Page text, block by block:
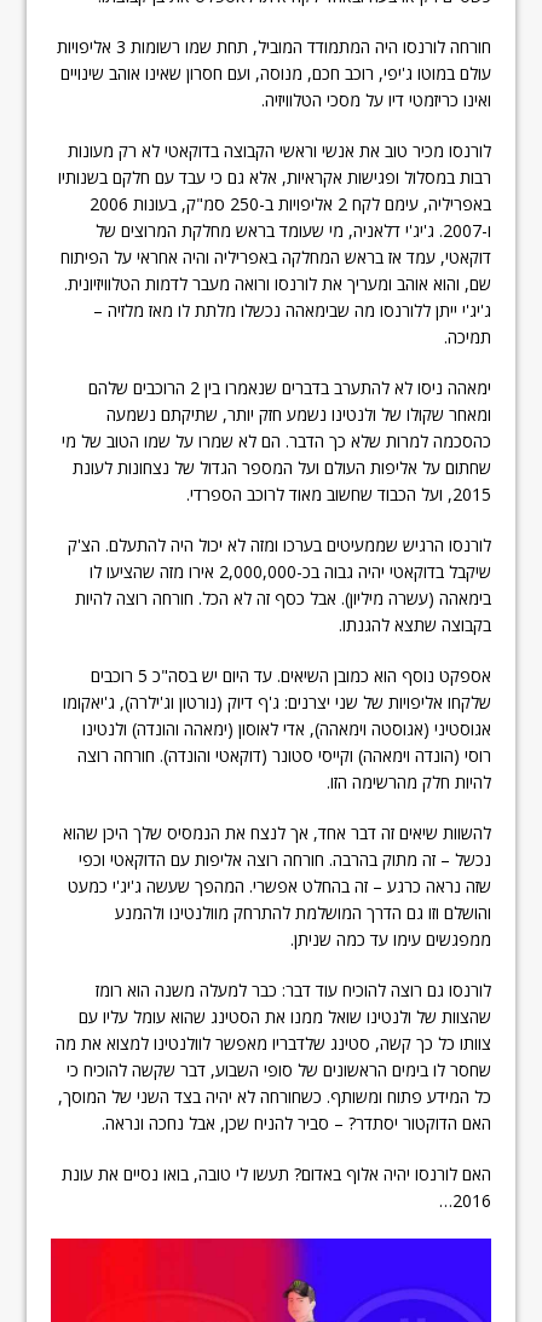
חורחה לורנסו היה המתמודד המוביל, תחת שמו רשומות 3 אליפויות
עולם במוטו ג'יפי, רוכב חכם, מנוסה, ועם חסרון שאינו אוהב שינויים
ואינו כריזמטי דיו על מסכי הטלוויזיה.
לורנסו מכיר טוב את אנשי וראשי הקבוצה בדוקאטי לא רק מעונות
רבות במסלול ופגישות אקראיות, אלא גם כי עבד עם חלקם בשנותיו
באפריליה, עימם לקח 2 אליפויות ב-250 סמ"ק, בעונות 2006
ו-2007. ג'יג'י דלאניה, מי שעומד בראש מחלקת המרוצים של
דוקאטי, עמד אז בראש המחלקה באפריליה והיה אחראי על הפיתוח
שם, והוא אוהב ומעריך את לורנסו ורואה מעבר לדמות הטלוויזיונית.
ג'יג'י ייתן ללורנסו מה שבימאהה נכשלו מלתת לו מאז מלזיה –
תמיכה.
ימאהה ניסו לא להתערב בדברים שנאמרו בין 2 הרוכבים שלהם
ומאחר שקולו של ולנטינו נשמע חזק יותר, שתיקתם נשמעה
כהסכמה למרות שלא כך הדבר. הם לא שמרו על שמו הטוב של מי
שחתום על אליפות העולם ועל המספר הגדול של נצחונות לעונת
2015, ועל הכבוד שחשוב מאוד לרוכב הספרדי.
לורנסו הרגיש שממעיטים בערכו ומזה לא יכול היה להתעלם. הצ'ק
שיקבל בדוקאטי יהיה גבוה בכ-2,000,000 אירו מזה שהציעו לו
בימאהה (עשרה מיליון). אבל כסף זה לא הכל. חורחה רוצה להיות
בקבוצה שתצא להגנתו.
אספקט נוסף הוא כמובן השיאים. עד היום יש בסה"כ 5 רוכבים
שלקחו אליפויות של שני יצרנים: ג'ף דיוק (נורטון וג'ילרה), ג'יאקומו
אגוסטיני (אגוסטה וימאהה), אדי לאוסון (ימאהה והונדה) ולנטינו
רוסי (הונדה וימאהה) וקייסי סטונר (דוקאטי והונדה). חורחה רוצה
להיות חלק מהרשימה הזו.
להשוות שיאים זה דבר אחד, אך לנצח את הנמסיס שלך היכן שהוא
נכשל – זה מתוק בהרבה. חורחה רוצה אליפות עם הדוקאטי וכפי
שזה נראה כרגע – זה בהחלט אפשרי. המהפך שעשה ג'יג'י כמעט
והושלם וזו גם הדרך המושלמת להתרחק מוולנטינו ולהמנע
ממפגשים עימו עד כמה שניתן.
לורנסו גם רוצה להוכיח עוד דבר: כבר למעלה משנה הוא רומז
שהצוות של ולנטינו שואל ממנו את הסטינג שהוא עומל עליו עם
צוותו כל כך קשה, סטינג שלדבריו מאפשר לוולנטינו למצוא את מה
שחסר לו בימים הראשונים של סופי השבוע, דבר שקשה להוכיח כי
כל המידע פתוח ומשותף. כשחורחה לא יהיה בצד השני של המוסך,
האם הדוקטור יסתדר? – סביר להניח שכן, אבל נחכה ונראה.
האם לורנסו יהיה אלוף באדום? תעשו לי טובה, בואו נסיים את עונת
2016…